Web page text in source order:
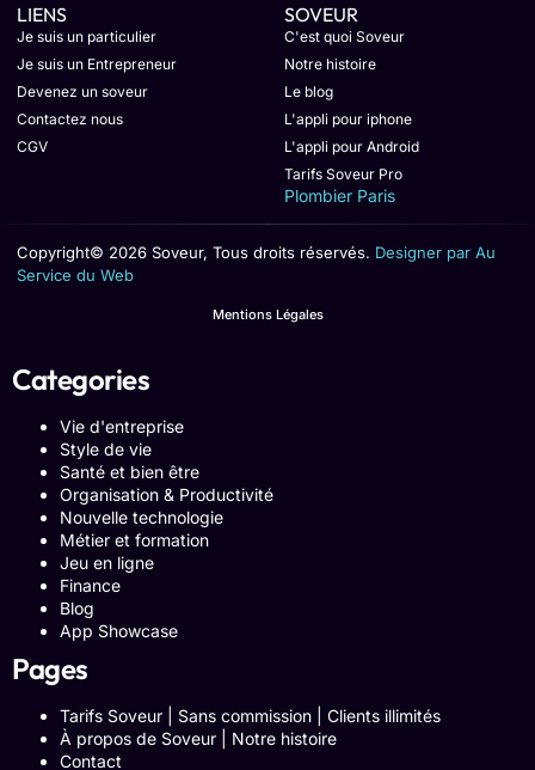
LIENS
Je suis un particulier
Je suis un Entrepreneur
Devenez un soveur
Contactez nous
CGV
SOVEUR
C'est quoi Soveur
Notre histoire
Le blog
L'appli pour iphone
L'appli pour Android
Tarifs Soveur Pro
Plombier Paris
Copyright© 2026 Soveur, Tous droits réservés. Designer par Au
Service du Web
Mentions Légales
Categories
Vie d'entreprise
Style de vie
Santé et bien être
Organisation & Productivité
Nouvelle technologie
Métier et formation
Jeu en ligne
Finance
Blog
App Showcase
Pages
Tarifs Soveur | Sans commission | Clients illimités
À propos de Soveur | Notre histoire
Contact